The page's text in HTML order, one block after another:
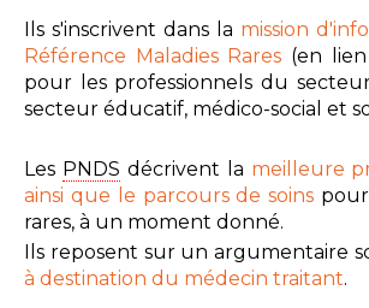
Ils s'inscrivent dans la mission
Référence Maladies Rares (en
pour les professionnels du
secteur éducatif, médico-social et
Les PNDS décrivent la meilleure
ainsi que le parcours de soins
rares, à un moment donné.
Ils reposent sur un argumentaire
à destination du médecin traitant.